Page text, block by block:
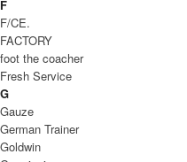
F
F/CE.
FACTORY
foot the coacher
Fresh Service
G
Gauze
German Trainer
Goldwin